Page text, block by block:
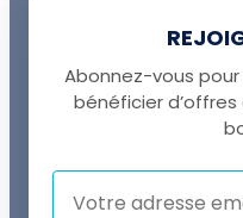
UNE
+41
Abonnez-vous
bénéficier